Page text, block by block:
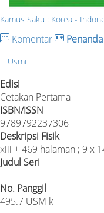
Kamus Saku : Korea -
Komentar Penanda
Usmi
Edisi
Cetakan Pertama
ISBN/ISSN
9789792237306
Deskripsi Fisik
xiii + 469 halaman ; 9 x
Judul Seri
-
No. Panggil
495.7 USM k